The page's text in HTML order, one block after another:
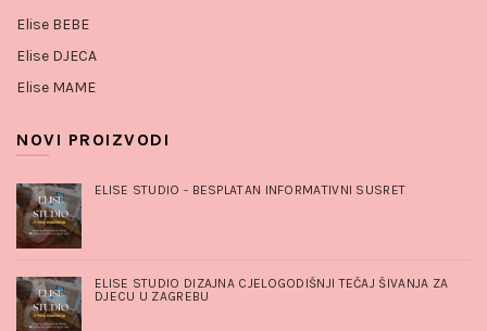
Elise BEBE
Elise DJECA
Elise MAME
NOVI PROIZVODI
ELISE STUDIO - BESPLATAN INFORMATIVNI SUSRET
ELISE STUDIO DIZAJNA CJELOGODIŠNJI TEČAJ ŠIVANJA ZA
DJECU U ZAGREBU